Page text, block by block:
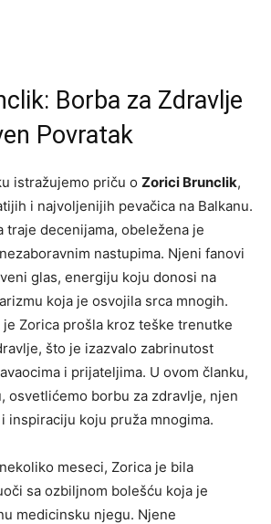
Borba za Zdravlje
Povratak
istražujemo priču o Zorici Brunclik,
i najvoljenijih pevačica na Balkanu.
traje decenijama, obeležena je
nastupima. Njeni fanovi
glas, energiju koju donosi na
koja je osvojila srca mnogih.
Zorica prošla kroz teške trenutke
što je izazvalo zabrinutost
i prijateljima. U ovom članku,
osvetlićemo borbu za zdravlje, njen
inspiraciju koju pruža mnogima.
meseci, Zorica je bila
sa ozbiljnom bolešću koja je
medicinsku njegu. Njene